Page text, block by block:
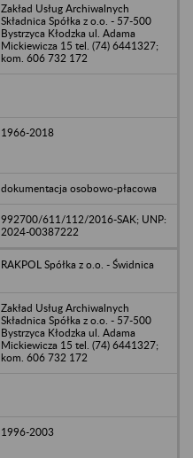
Zakład Usług Archiwalnych
Składnica Spółka z o.o. - 57-500
Bystrzyca Kłodzka ul. Adama
Mickiewicza 15 tel. (74) 6441327;
kom. 606 732 172
1966-2018
dokumentacja osobowo-płacowa
992700/611/112/2016-SAK; UNP:
2024-00387222
RAKPOL Spółka z o.o. - Świdnica
Zakład Usług Archiwalnych
Składnica Spółka z o.o. - 57-500
Bystrzyca Kłodzka ul. Adama
Mickiewicza 15 tel. (74) 6441327;
kom. 606 732 172
1996-2003